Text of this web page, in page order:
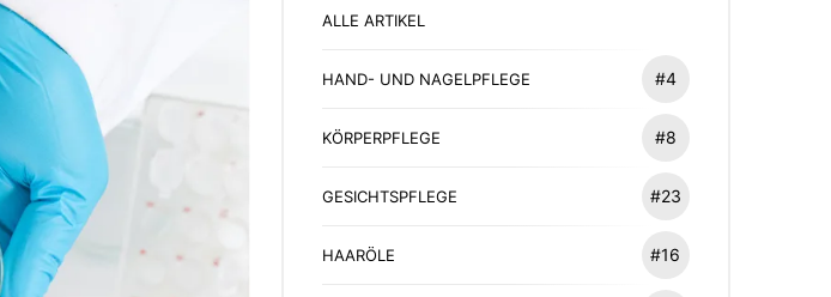
ALLE ARTIKEL
HAND- UND NAGELPFLEGE #4
KÖRPERPFLEGE #8
GESICHTSPFLEGE #23
HAARÖLE #16